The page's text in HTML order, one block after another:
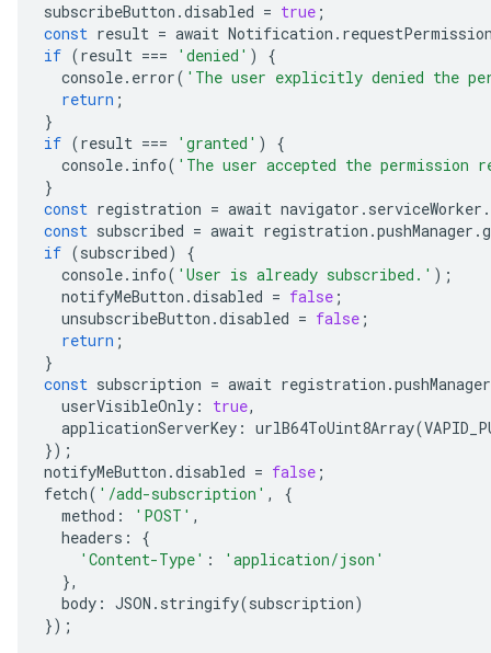
subscribeButton .disabled = true ;
const result = await Notification .
if (result === 'denied' )
{
console. error( 'The user explicitly denied the
return ;
}
if (result === 'granted' )
{
console. info( 'The user accepted the permission
}
const registration = await navigator . serviceWorker .
const subscribed = await registration .pushManager .
if (subscribed)
{
console. info( 'User is already subscribed.' );
notifyMeButton .disabled = false ;
unsubscribeButton .disabled = false ;
return ;
}
const subscription = await registration .pushManager
userVisibleOnly : true,
applicationServerKey : urlB64ToUint8Array(
});
notifyMeButton .disabled = false ;
fetch( '/add-subscription' ,
{
method : 'POST' ,
headers :
{
'Content-Type' :
'application/json'
},
body : JSON . stringify(subscription)
});